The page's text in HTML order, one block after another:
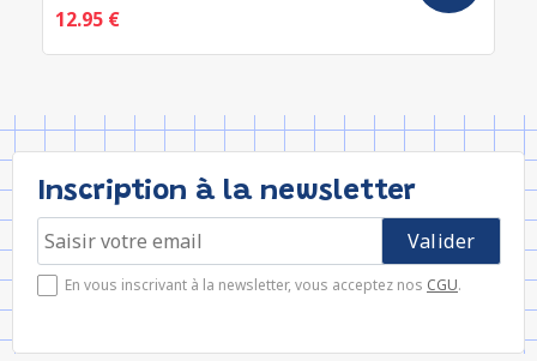
12.95 €
Inscription à la newsletter
En vous inscrivant à la newsletter, vous acceptez nos CGU.